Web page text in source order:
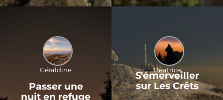
Géraldine
Passer une
nuit en refuge
Béatrice
S'émerveiller
sur Les Crêts